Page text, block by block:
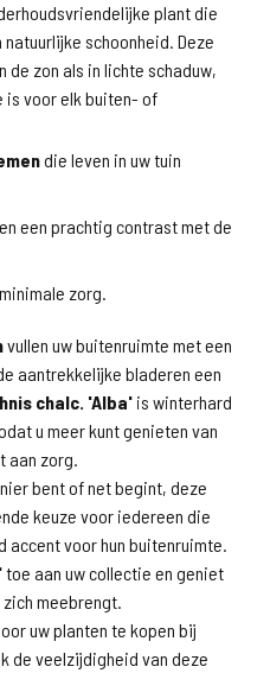
plant die
schoonheid. Deze
zon als in lichte schaduw,
is voor elk buiten- of
die leven in uw tuin
een prachtig contrast met de
zorg.
vullen uw buitenruimte met een
aantrekkelijke bladeren een
chalc. 'Alba' is winterhard
u meer kunt genieten van
aan zorg.
bent of net begint, deze
keuze voor iedereen die
accent voor hun buitenruimte.
toe aan uw collectie en geniet
meebrengt.
uw planten te kopen bij
de veelzijdigheid van deze